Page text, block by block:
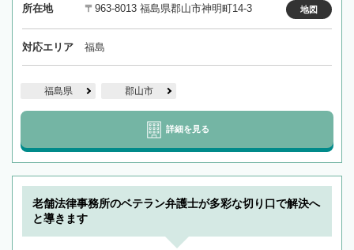
所在地 〒963-8013 福島県郡山市神明町14-3 地図
対応エリア 福島
福島県 郡山市
詳細を見る
老舗法律事務所のベテラン弁護士が多彩な切り口で解決へ
と導きます